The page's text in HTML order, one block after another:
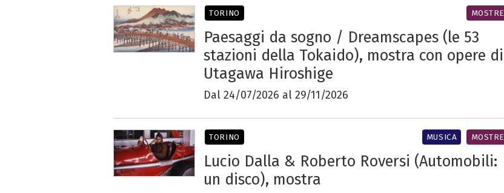
Paesaggi da sogno / Dreamscapes (le 53
stazioni della Tokaido), mostra con opere di
Utagawa Hiroshige
Dal 24/07/2026 al 29/11/2026
TORINO MOSTRE
Lucio Dalla & Roberto Roversi (Automobili:
un disco), mostra
TORINO MUSICA MOSTRE